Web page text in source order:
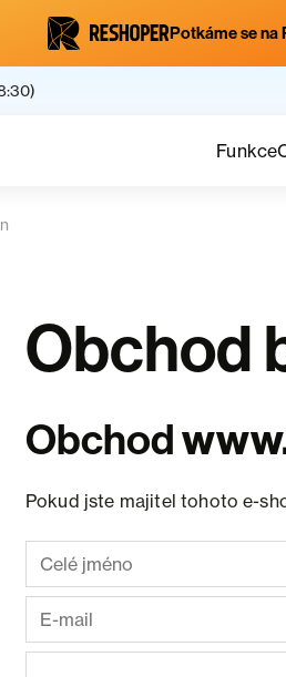
Potkáme se na
Funkce
Obchod
Obchod
Pokud jste majitel tohoto e-